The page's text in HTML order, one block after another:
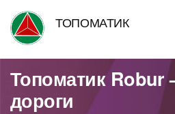
Перейти
содержимому
ТОПОМАТИК
Топоматик
дороги